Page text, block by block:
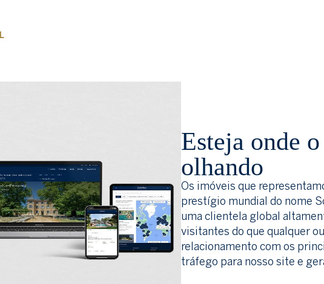
Esteja onde o
olhando
Os imóveis que
prestígio mundial do nome
uma clientela global
visitantes do que qualquer
relacionamento com os
tráfego para nosso site e